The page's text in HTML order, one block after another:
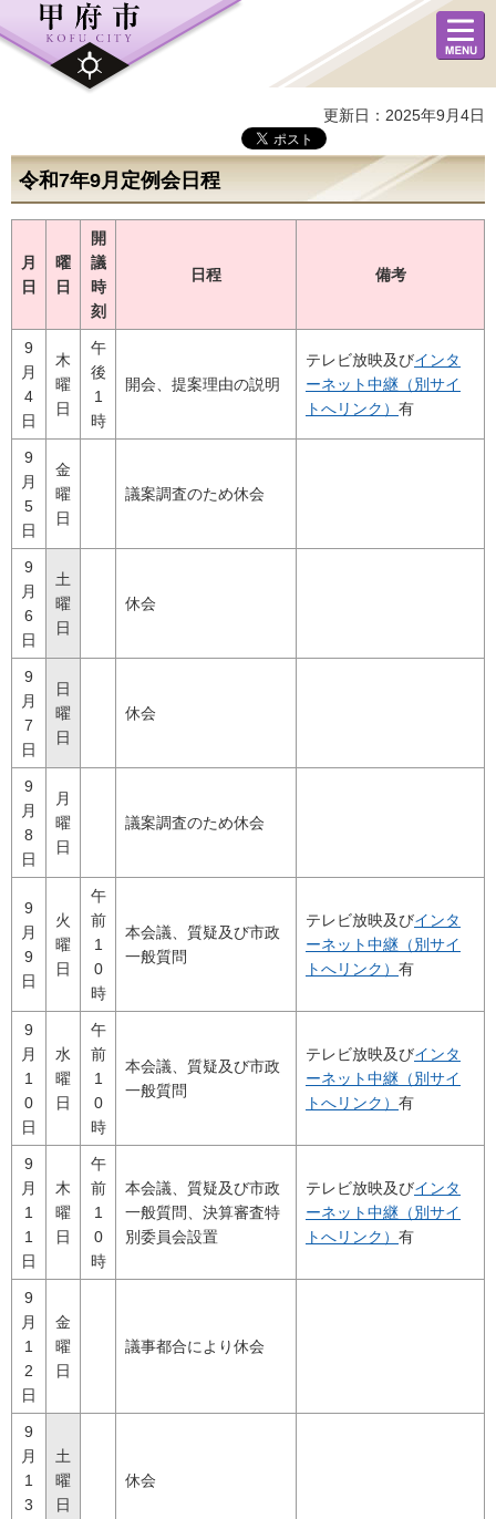
メニュ
ー
更新日：2025年9月4日
令和7年9月定例会日程
月
日
曜
日
開
議
時
刻
日程 備考
9
月
4
日
木
曜
日
午
後
1
時
開会、提案理由の説明
テレビ放映及びインタ
ーネット中継（別サイ
トへリンク） 有
9
月
5
日
金
曜
日
議案調査のため休会
9
月
6
日
土
曜
日
休会
9
月
7
日
日
曜
日
休会
9
月
8
日
月
曜
日
議案調査のため休会
9
月
9
日
火
曜
日
午
前
1
0
時
本会議、質疑及び市政
一般質問
テレビ放映及びインタ
ーネット中継（別サイ
トへリンク） 有
9
月
1
0
日
水
曜
日
午
前
1
0
時
本会議、質疑及び市政
一般質問
テレビ放映及びインタ
ーネット中継（別サイ
トへリンク） 有
9
月
1
1
日
木
曜
日
午
前
1
0
時
本会議、質疑及び市政
一般質問、決算審査特
別委員会設置
テレビ放映及びインタ
ーネット中継（別サイ
トへリンク） 有
9
月
1
2
日
金
曜
日
議事都合により休会
9
月
1
3
土
曜
日
休会